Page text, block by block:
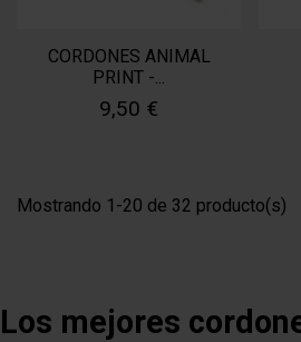
CORDONES ANIMAL
PRINT -...
9,50 €
Mostrando 1-20 de 32 producto(s)
Los mejores